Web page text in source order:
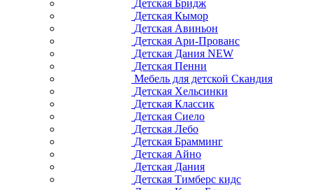
Детская Бридж
Детская Кымор
Детская Авиньон
Детская Ари-Прованс
Детская Дания NEW
Детская Пенни
Мебель для детской Скандия
Детская Хельсинки
Детская Классик
Детская Сиело
Детская Лебо
Детская Брамминг
Детская Айно
Детская Дания
Детская Тимберс кидс